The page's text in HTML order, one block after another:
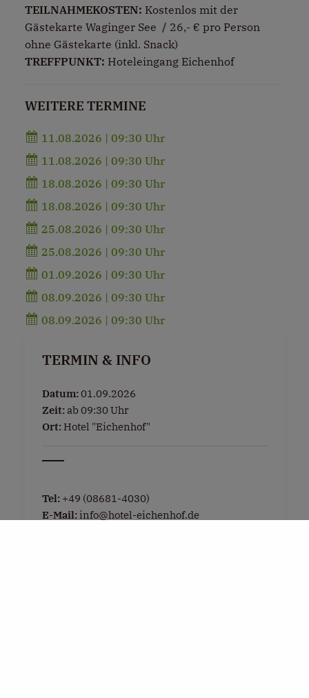
TEILNAHMEKOSTEN: Kostenlos mit der
Gästekarte Waginger See / 26,- € pro Person
ohne Gästekarte (inkl. Snack)
TREFFPUNKT: Hoteleingang Eichenhof
WEITERE TERMINE
11.08.2026 | 09:30 Uhr
11.08.2026 | 09:30 Uhr
18.08.2026 | 09:30 Uhr
18.08.2026 | 09:30 Uhr
25.08.2026 | 09:30 Uhr
25.08.2026 | 09:30 Uhr
01.09.2026 | 09:30 Uhr
08.09.2026 | 09:30 Uhr
08.09.2026 | 09:30 Uhr
TERMIN & INFO
Datum:01.09.2026
Zeit: ab 09:30 Uhr
Ort: Hotel "Eichenhof"
Tel: +49 (08681-4030)
E-Mail:info@hotel-eichenhof.de